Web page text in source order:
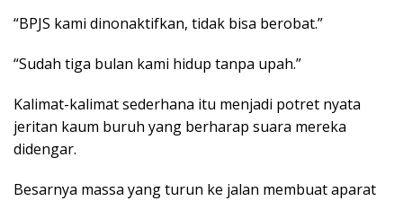
“BPJS kami dinonaktifkan, tidak bisa berobat.”
“Sudah tiga bulan kami hidup tanpa upah.”
Kalimat-kalimat sederhana itu menjadi potret nyata
jeritan kaum buruh yang berharap suara mereka
didengar.
Besarnya massa yang turun ke jalan membuat aparat